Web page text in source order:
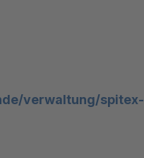
verwaltung/spitex-